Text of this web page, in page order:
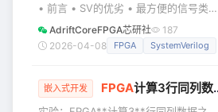
高阻抗输入，内置 ±16.5V 钳位保护。
零 CPU 干预的高速传输 通过 DSMC/
• 前言 • SV的优劣 • 最方便的信号类型
（logic） • 定义复杂信号的优雅方式
（struct） • 最省心的状态机利器
的批量信号写法（packed array） • 模
AdriftCoreFPGA芯研社
187
2026-04-08
FPGA SystemVerilog
嵌入式开发 FPGA计算3行同列数据之和